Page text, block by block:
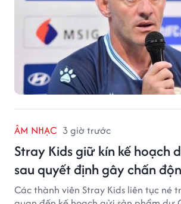
ÂM NHẠC 3 giờ trước
Stray Kids giữ kín kế hoạch
sau quyết định gây chấn
Các thành viên Stray Kids liên tục né